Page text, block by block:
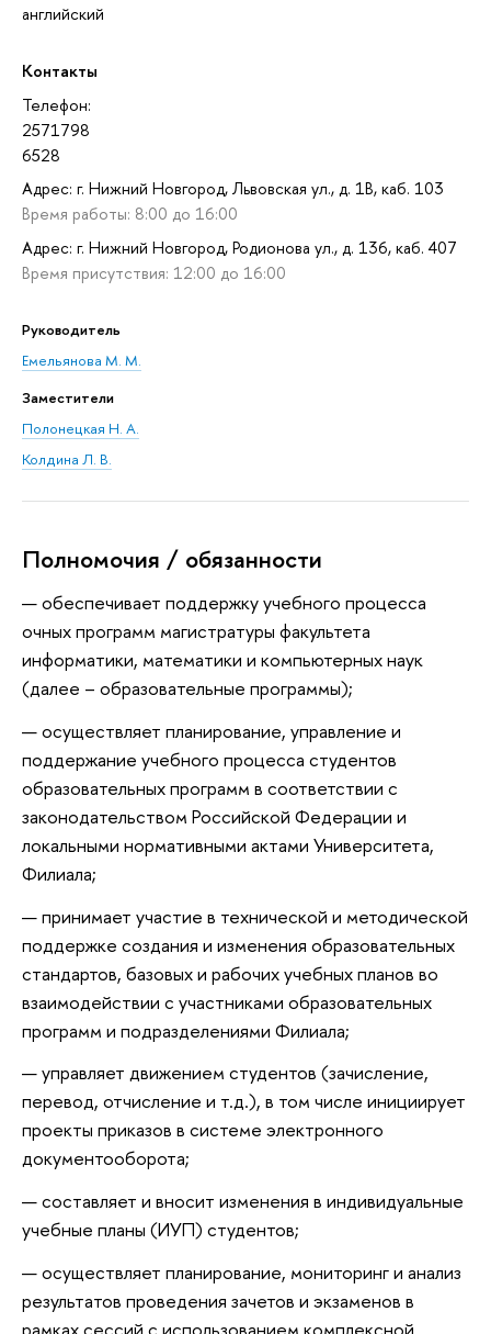
английский
Контакты
Телефон:
2571798
6528
Адрес: г. Нижний Новгород, Львовская ул., д. 1В, каб. 103
Время работы: 8:00 до 16:00
Адрес: г. Нижний Новгород, Родионова ул., д. 136, каб. 407
Время присутствия: 12:00 до 16:00
Руководитель
Емельянова М. М.
Заместители
Полонецкая Н. А.
Колдина Л. В.
Полномочия / обязанности
обеспечивает поддержку учебного процесса
очных программ магистратуры факультета
информатики, математики и компьютерных наук
(далее – образовательные программы);
осуществляет планирование, управление и
поддержание учебного процесса студентов
образовательных программ в соответствии с
законодательством Российской Федерации и
локальными нормативными актами Университета,
Филиала;
принимает участие в технической и методической
поддержке создания и изменения образовательных
стандартов, базовых и рабочих учебных планов во
взаимодействии с участниками образовательных
программ и подразделениями Филиала;
управляет движением студентов (зачисление,
перевод, отчисление и т.д.), в том числе инициирует
проекты приказов в системе электронного
документооборота;
составляет и вносит изменения в индивидуальные
учебные планы (ИУП) студентов;
осуществляет планирование, мониторинг и анализ
результатов проведения зачетов и экзаменов в
рамках сессий с использованием комплексной